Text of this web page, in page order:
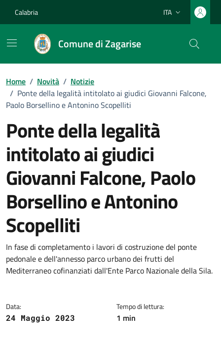
Calabria Lingua attiva:
ITA
Comune di Zagarise
Home / Novità / Notizie
/ Ponte della legalità intitolato ai giudici Giovanni Falcone,
Paolo Borsellino e Antonino Scopelliti
Ponte della legalità
intitolato ai giudici
Giovanni Falcone, Paolo
Borsellino e Antonino
Scopelliti
Dettagli della notizia
In fase di completamento i lavori di costruzione del ponte
pedonale e dell'annesso parco urbano dei frutti del
Mediterraneo cofinanziati dall'Ente Parco Nazionale della Sila.
Data:
24 Maggio 2023
Tempo di lettura:
1 min